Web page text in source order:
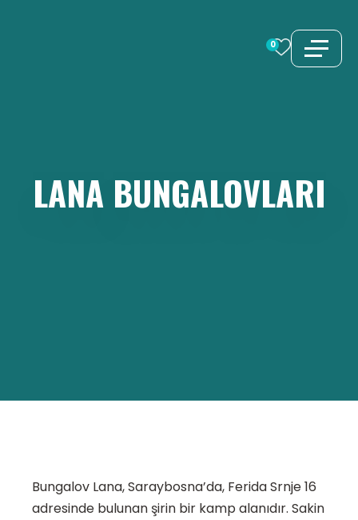
0
LANA BUNGALOVLARI
Bungalov Lana, Saraybosna’da, Ferida Srnje 16
adresinde bulunan şirin bir kamp alanıdır. Sakin